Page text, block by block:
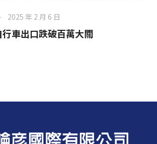
2025 年 2 月 6 日
車出口跌破百萬大關